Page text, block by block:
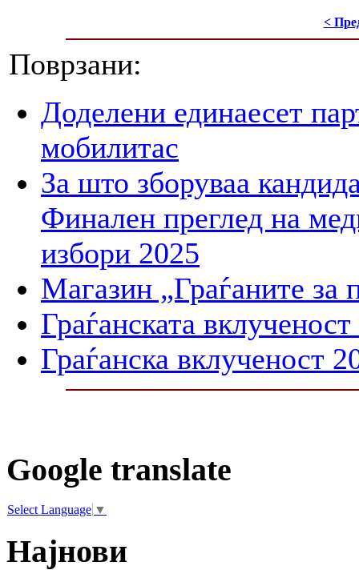
<
Поврзани:
Доделени единаесет
мобилитас
За што зборуваа
Финален преглед на
избори 2025
Магазин „Граѓаните за
Граѓанската
Граѓанска вклученост
Google translate
Select Language ▼
Најнови